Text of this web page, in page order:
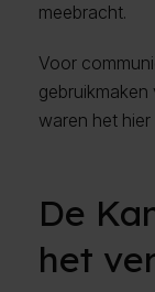
meebracht.
Voor
waren het
De
het